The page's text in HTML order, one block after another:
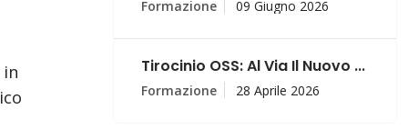
Formazione 09 Giugno 2026
Tirocinio OSS: Al Via Il Nuovo ...
Formazione 28 Aprile 2026